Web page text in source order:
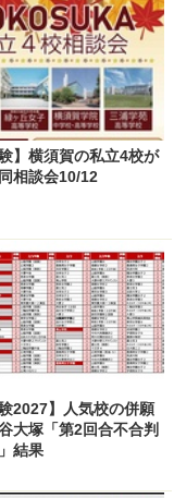
験】横須賀の私立4校が
相談会10/12
験2027】人気校の併願
大塚「第2回合不合判
結果